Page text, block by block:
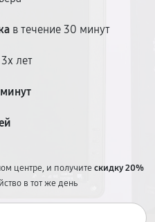
в течение 30 минут
лет
центре, и получитескидку 20%
в тот же день